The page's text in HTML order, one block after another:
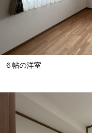
６帖の洋室